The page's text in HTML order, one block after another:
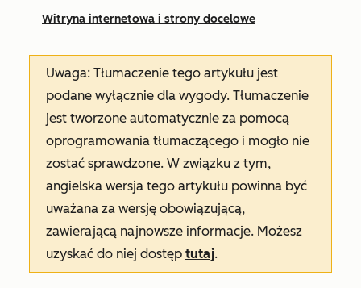
Witryna internetowa i strony docelowe
Uwaga: Tłumaczenie tego artykułu jest
podane wyłącznie dla wygody. Tłumaczenie
jest tworzone automatycznie za pomocą
oprogramowania tłumaczącego i mogło nie
zostać sprawdzone. W związku z tym,
angielska wersja tego artykułu powinna być
uważana za wersję obowiązującą,
zawierającą najnowsze informacje. Możesz
uzyskać do niej dostęp tutaj.